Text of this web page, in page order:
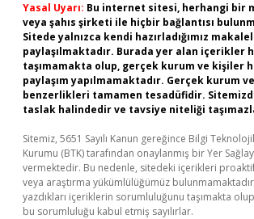
Yasal Uyarı: Bu internet sitesi, herhangi bir
veya şahıs şirketi ile hiçbir bağlantısı
Sitede yalnızca kendi hazırladığımız
paylaşılmaktadır. Burada yer alan içerikler
taşımamakta olup, gerçek kurum ve kişiler
paylaşım yapılmamaktadır. Gerçek kurum
benzerlikleri tamamen tesadüfidir.
taslak halindedir ve tavsiye niteliği
Sitemiz, 5651 Sayılı Kanun gereğince Bilgi
Kurumu (BTK) tarafından onaylanmış bir Yer
vermektedir. Bu nedenle, sitedeki içerikleri
veya araştırma yükümlülüğümüz
yazdıkları içeriklerin sorumluluğunu taşımakta
bu sorumluluğu kabul etmiş sayılırlar.